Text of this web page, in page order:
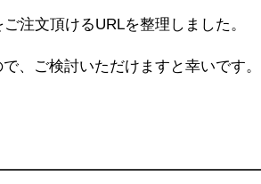
注文頂けるURLを整理しました。
、ご検討いただけますと幸いです。